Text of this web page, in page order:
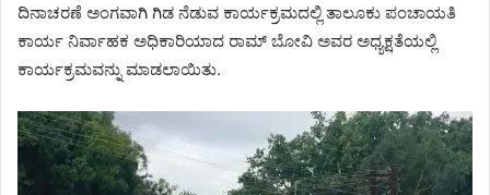
ದಿನಾಚರಣೆ ಅಂಗವಾಗಿ ಗಿಡ ನೆಡುವ ಕಾರ್ಯಕ್ರಮದಲ್ಲಿ ತಾಲೂಕು ಪಂಚಾಯತಿ
ಕಾರ್ಯ ನಿರ್ವಾಹಕ ಅಧಿಕಾರಿಯಾದ ರಾಮ್ ಬೋವಿ ಅವರ ಅಧ್ಯಕ್ಷತೆಯಲ್ಲಿ
ಕಾರ್ಯಕ್ರಮವನ್ನು ಮಾಡಲಾಯಿತು.